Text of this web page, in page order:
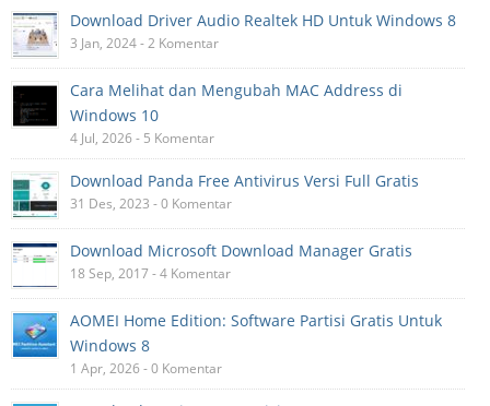
Download Driver Audio Realtek HD Untuk Windows 8
3 Jan, 2024 - 2 Komentar
Cara Melihat dan Mengubah MAC Address di
Windows 10
4 Jul, 2026 - 5 Komentar
Download Panda Free Antivirus Versi Full Gratis
31 Des, 2023 - 0 Komentar
Download Microsoft Download Manager Gratis
18 Sep, 2017 - 4 Komentar
AOMEI Home Edition: Software Partisi Gratis Untuk
Windows 8
1 Apr, 2026 - 0 Komentar